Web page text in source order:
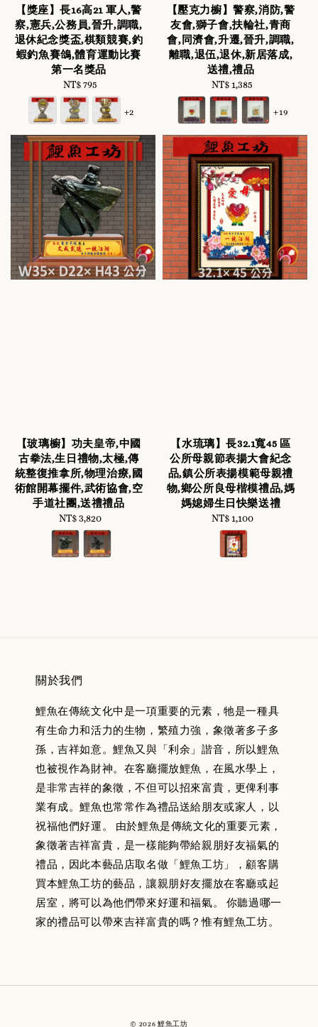
【獎座】長16高21 軍人,警
察,憲兵,公務員,晉升,調職,
退休紀念獎盃,棋類競賽,釣
蝦釣魚賽鴿,體育運動比賽
第一名獎品
Regular
price
NT$ 795
+2
【壓克力櫥】警察,消防,警
友會,獅子會,扶輪社,青商
會,同濟會,升遷,晉升,調職,
離職,退伍,退休,新居落成,
送禮,禮品
Regular
price
NT$ 1,385
+19
【玻璃櫥】功夫皇帝,中國
古拳法,生日禮物,太極,傳
統整復推拿所,物理治療,國
術館開幕擺件,武術協會,空
手道社團,送禮禮品
Regular
price
NT$ 3,820
【水琉璃】長32.1寬45 區
公所母親節表揚大會紀念
品,鎮公所表揚模範母親禮
物,鄉公所良母楷模禮品,媽
媽媳婦生日快樂送禮
Regular
price
NT$ 1,100
關於我們
鯉魚在傳統文化中是一項重要的元素，牠是一種具
有生命力和活力的生物，繁殖力強，象徵著多子多
孫，吉祥如意。鯉魚又與「利余」諧音，所以鯉魚
也被視作為財神。在客廳擺放鯉魚，在風水學上，
是非常吉祥的象徵，不但可以招來富貴，更俾利事
業有成。鯉魚也常常作為禮品送給朋友或家人，以
祝福他們好運。 由於鯉魚是傳統文化的重要元素，
象徵著吉祥富貴，是一樣能夠帶給親朋好友福氣的
禮品，因此本藝品店取名做「鯉魚工坊」，顧客購
買本鯉魚工坊的藝品，讓親朋好友擺放在客廳或起
居室，將可以為他們帶來好運和福氣。 你聽過哪一
家的禮品可以帶來吉祥富貴的嗎？惟有鯉魚工坊。
© 2026 鯉魚工坊